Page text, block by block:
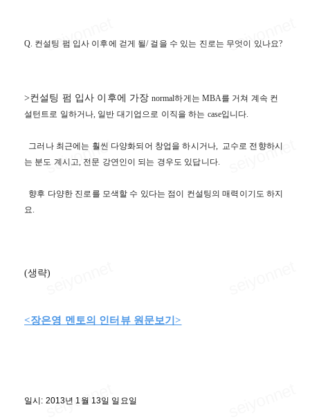
Q. 컨설팅 펌 입사 이후에 걷게 될/ 걸을 수 있는 진로는 무엇이 있나요?
>컨설팅 펌 입사 이후에 가장normal하게는 MBA를 거쳐 계속 컨
설턴트로 일하거나, 일반 대기업으로 이직을 하는 case입니다.
그러나 최근에는 훨씬 다양화되어 창업을 하시거나, 교수로 전향하시
는 분도 계시고, 전문 강연인이 되는 경우도 있답니다.
향후 다양한 진로를 모색할 수 있다는 점이 컨설팅의 매력이기도 하지
요.
(생략)
<장은영 멘토의 인터뷰 원문보기>
일시: 2013년 1월 13일 일요일